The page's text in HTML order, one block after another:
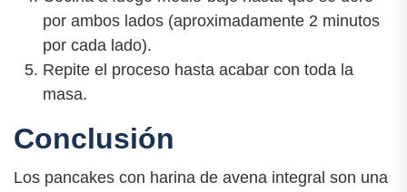
por ambos lados (aproximadamente 2 minutos
por cada lado).
Repite el proceso hasta acabar con toda la
masa.
Conclusión
Los pancakes con harina de avena integral son una